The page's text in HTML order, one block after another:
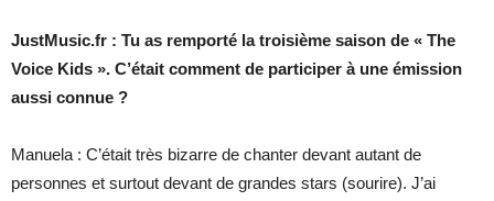
JustMusic.fr : Tu as remporté la troisième saison de « The
Voice Kids ». C’était comment de participer à une émission
aussi connue ?
Manuela : C’était très bizarre de chanter devant autant de
personnes et surtout devant de grandes stars (sourire). J’ai